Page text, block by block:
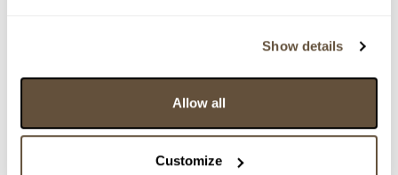
Show details
Allow all
Customize
> Zobrazit detail položky a informace o autorovi